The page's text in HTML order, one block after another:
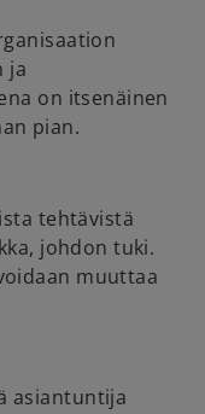
ja
on itsenäinen
pian.
tehtävistä
johdon tuki.
muuttaa
asiantuntija